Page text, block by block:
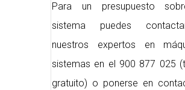
Para un presupuesto
sistema puedes
nuestros expertos en
sistemas en el 900 877 025
gratuito) o ponerse en